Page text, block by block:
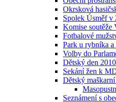
Okrsková
Spolek Úsměf v
Komise soutěže
Fotbalové
Park u rybníka
Volby do
Dětský den 2010
Sekání žen k
Dětský
Seznámení s